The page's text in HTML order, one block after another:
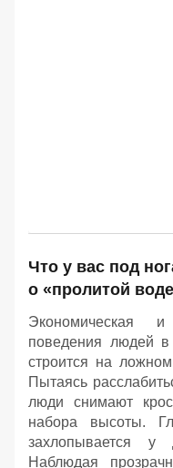
Что у вас под
о «пролитой
Экономическая и
поведения людей в
строится на
Пытаясь
люди снимают
набора высоты.
захлопывается у
Наблюдая